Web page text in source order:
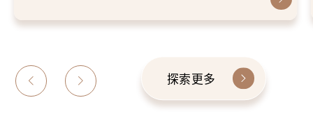
探索更多